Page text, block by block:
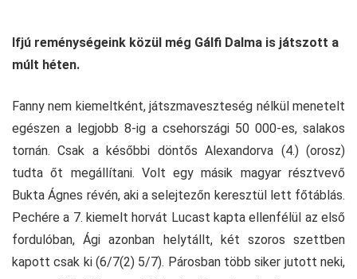
Ifjú reménységeink közül még Gálfi Dalma is játszott a
múlt héten.
Fanny nem kiemeltként, játszmaveszteség nélkül menetelt
egészen a legjobb 8-ig a csehországi 50 000-es, salakos
tornán. Csak a későbbi döntős Alexandorva (4.) (orosz)
tudta őt megállítani. Volt egy másik magyar résztvevő
Bukta Ágnes révén, aki a selejtezőn keresztül lett főtáblás.
Pechére a 7. kiemelt horvát Lucast kapta ellenfélül az első
fordulóban, Ági azonban helytállt, két szoros szettben
kapott csak ki (6/7(2) 5/7). Párosban több siker jutott neki,